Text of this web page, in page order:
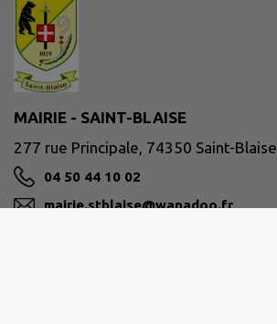
MAIRIE - SAINT-BLAISE
277 rue Principale, 74350 Saint-Blaise
04 50 44 10 02
mairie.stblaise@wanadoo.fr